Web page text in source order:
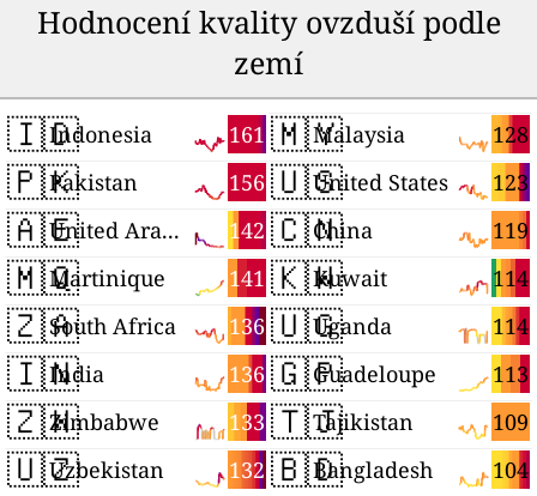
Hodnocení kvality ovzduší podle
zemí
🇮🇩 161
Indonesia
🇵🇰 156
Pakistan
🇦🇪 142
United Arab Emirates
🇲🇶 141
Martinique
🇿🇦 136
South Africa
🇮🇳 136
India
🇿🇼 133
Zimbabwe
🇺🇿 132
Uzbekistan
🇲🇾 128
Malaysia
🇺🇸 123
United States
🇨🇳 119
China
🇰🇼 114
Kuwait
🇺🇬 114
Uganda
🇬🇵 113
Guadeloupe
🇹🇯 109
Tajikistan
🇧🇩 104
Bangladesh